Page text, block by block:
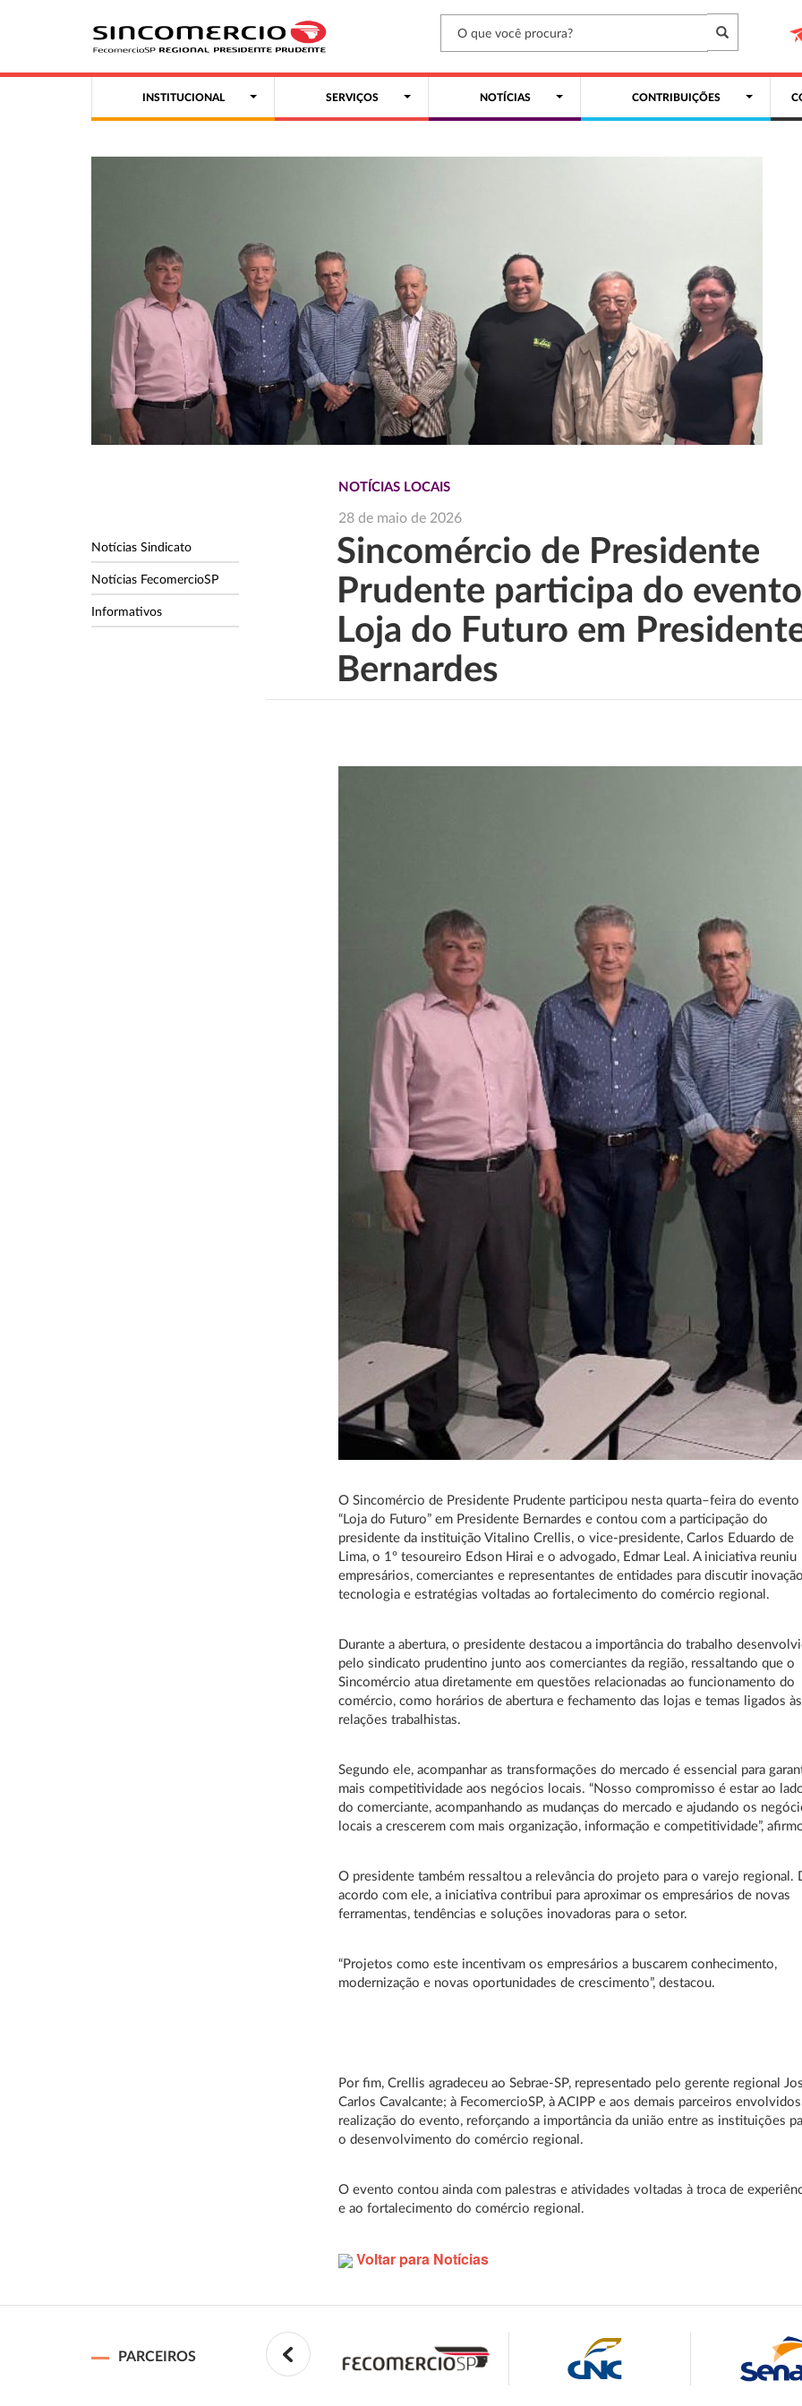
INSTITUCIONAL SERVIÇOS NOTÍCIAS CONTRIBUIÇÕES
Notícias Sindicato
Notícias FecomercioSP
Informativos
NOTÍCIAS LOCAIS
28 de maio de 2026
Sincomércio de Presidente
Prudente participa do evento
Loja do Futuro em
Bernardes
O Sincomércio de Presidente Prudente participou nesta quarta–feira do evento
“Loja do Futuro” em Presidente Bernardes e contou com a participação do
presidente da instituição Vitalino Crellis, o vice-presidente, Carlos Eduardo de
Lima, o 1º tesoureiro Edson Hirai e o advogado, Edmar Leal. A iniciativa reuniu
empresários, comerciantes e representantes de entidades para discutir
tecnologia e estratégias voltadas ao fortalecimento do comércio regional.
Durante a abertura, o presidente destacou a importância do trabalho
pelo sindicato prudentino junto aos comerciantes da região, ressaltando que o
Sincomércio atua diretamente em questões relacionadas ao funcionamento do
comércio, como horários de abertura e fechamento das lojas e temas ligados às
relações trabalhistas.
Segundo ele, acompanhar as transformações do mercado é essencial para
mais competitividade aos negócios locais. “Nosso compromisso é estar ao
do comerciante, acompanhando as mudanças do mercado e ajudando os
locais a crescerem com mais organização, informação e competitividade”,
O presidente também ressaltou a relevância do projeto para o varejo regional.
acordo com ele, a iniciativa contribui para aproximar os empresários de novas
ferramentas, tendências e soluções inovadoras para o setor.
“Projetos como este incentivam os empresários a buscarem conhecimento,
modernização e novas oportunidades de crescimento”, destacou.
Por fim, Crellis agradeceu ao Sebrae-SP, representado pelo gerente regional
Carlos Cavalcante; à FecomercioSP, à ACIPP e aos demais parceiros
realização do evento, reforçando a importância da união entre as instituições
o desenvolvimento do comércio regional.
O evento contou ainda com palestras e atividades voltadas à troca de
e ao fortalecimento do comércio regional.
Voltar para Notícias
PARCEIROS